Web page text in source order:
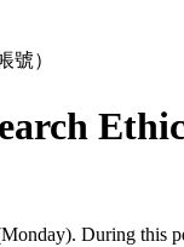
號）
During this